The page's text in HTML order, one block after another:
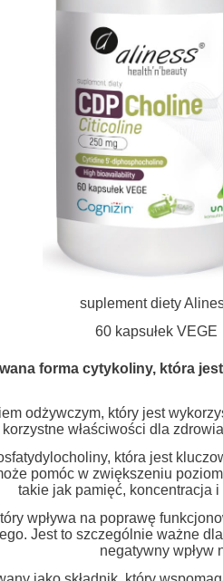
suplement diety
60 kapsułek VEGE
forma cytykoliny, która jest
odżywczym, który jest
właściwości dla
która jest
pomóc w zwiększeniu
takie jak pamięć, koncentracja
wpływa na poprawę
Jest to szczególnie ważne
negatywny wpływ